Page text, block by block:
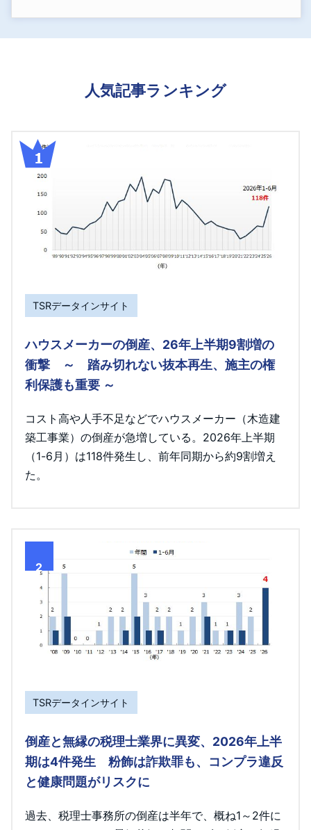
人気記事ランキング
TSRデータインサイト
ハウスメーカーの倒産、26年上半期9割増の
衝撃 ～ 踏み切れない抜本再生、施主の権
利保護も重要 ～
コスト高や人手不足などでハウスメーカー（木造建
築工事業）の倒産が急増している。2026年上半期
（1-6月）は118件発生し、前年同期から約9割増え
た。
2
TSRデータインサイト
倒産と無縁の税理士業界に異変、2026年上半
期は4件発生 粉飾は詐欺罪も、コンプラ違反
と健康問題がリスクに
過去、税理士事務所の倒産は半年で、概ね1～2件に